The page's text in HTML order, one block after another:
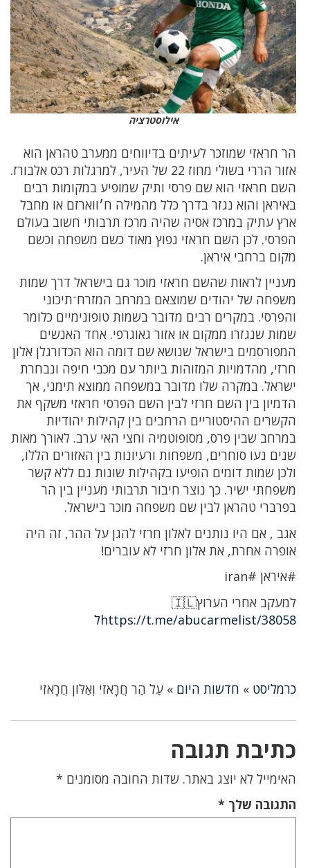
אילוסטרציה
הר חראזי שמוזכר לעיתים בדיווחים ממערב טהראן הוא
אזור הררי בשולי מחוז 22 של העיר, למרגלות רכס אלבורז.
השם חראזי הוא שם פרסי ותיק שמופיע במקומות רבים
באיראן והוא נגזר בדרך כלל מהמילה ח׳ווארזם או מחבל
ארץ עתיק במרכז אסיה שהיה מרכז תרבותי חשוב בעולם
הפרסי. לכן השם חראזי נפוץ מאוד כשם משפחה וכשם
מקום ברחבי איראן.
מעניין לראות שהשם חראזי מוכר גם בישראל דרך שמות
משפחה של יהודים שמוצאם במרחב המזרח־תיכוני
והפרסי. במקרים רבים מדובר בשמות טופונימיים כלומר
שמות שנגזרו ממקום או אזור גאוגרפי. אחד האנשים
המפורסמים בישראל שנושא שם דומה הוא הכדורגלן אלון
חרזי, מהדמויות המזוהות ביותר עם מכבי חיפה ונבחרת
ישראל. במקרה שלו מדובר במשפחה ממוצא תימני, אך
הדמיון בין השם חרזי לבין השם הפרסי חראזי משקף את
הקשרים ההיסטוריים הרחבים בין קהילות יהודיות
במרחב שבין פרס, מסופוטמיה וחצי האי ערב. לאורך מאות
שנים נעו סוחרים, משפחות ורעיונות בין האזורים הללו,
ולכן שמות דומים הופיעו בקהילות שונות גם ללא קשר
משפחתי ישיר. כך נוצר חיבור תרבותי מעניין בין הר
בפרברי טהראן לבין שם משפחה מוכר בישראל.
אגב , אם היו נותנים לאלון חרזי להגן על ההר, זה היה
אופרה אחרת, את אלון חרזי לא עוברים!
#איראן #iran
למעקב אחרי הערוץ🇮🇱
https://t.me/abucarmelist/38058ל
כרמליסט » חדשות היום » עַל הַר חֲרָאזִי וְאַלּוֹן חֲרָאזִי
כתיבת תגובה
האימייל לא יוצג באתר. שדות החובה מסומנים *
התגובה שלך *